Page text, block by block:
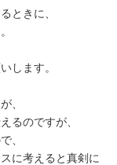
ときに、
します。
、
るのですが、
、
に考えると真剣に